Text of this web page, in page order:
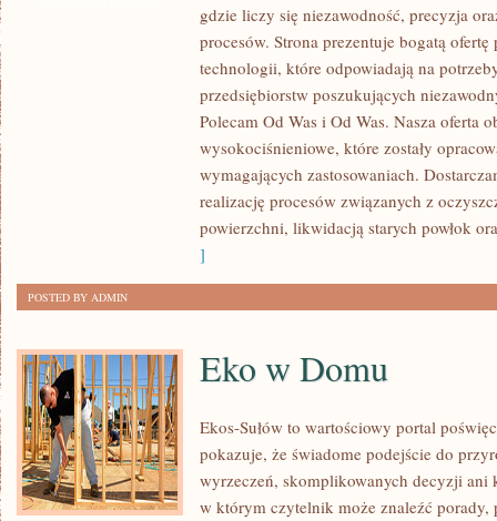
ZRÓWNOWAŻONY
gdzie liczy się niezawodność, precyzja
procesów. Strona prezentuje bogatą ofertę
technologii, które odpowiadają na
przedsiębiorstw poszukujących
Polecam Od Was i Od Was. Nasza oferta
wysokociśnieniowe, które zostały
wymagających zastosowaniach.
realizację procesów związanych z
powierzchni, likwidacją starych powłok
]
POSTED BY ADMIN
Eko w Domu
Ekos-Sułów to wartościowy portal
pokazuje, że świadome podejście do
wyrzeczeń, skomplikowanych decyzji ani
w którym czytelnik może znaleźć porady,